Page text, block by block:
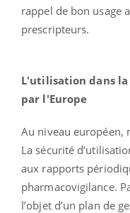
rappel de bon usage
prescripteurs.
L'utilisation dans
par l'Europe
Au niveau européen,
La sécurité
aux rapports
pharmacovigilance.
l’objet d’un plan de